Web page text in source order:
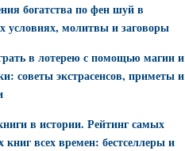
богатства по фен шуй в
условиях, молитвы и заговоры
в лотерею с помощью магии и
советы экстрасенсов, приметы и
в истории. Рейтинг самых
книг всех времен: бестселлеры и